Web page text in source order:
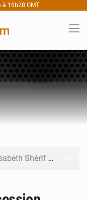
à 16h28 GMT
Zinder : Élisabeth Shérif visite l’école Birni Garçon